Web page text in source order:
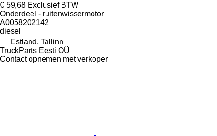
€ 59,68 Exclusief BTW
Onderdeel - ruitenwissermotor
A0058202142
diesel
Estland, Tallinn
TruckParts Eesti OÜ
Contact opnemen met verkoper